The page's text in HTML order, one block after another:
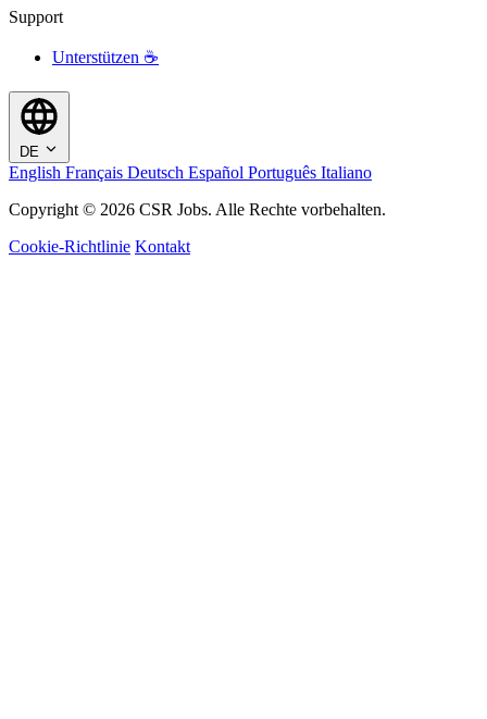
Support
Unterstützen ☕
DE
English Français Deutsch Español Português Italiano
Copyright © 2026 CSR Jobs. Alle Rechte vorbehalten.
Cookie-Richtlinie Kontakt